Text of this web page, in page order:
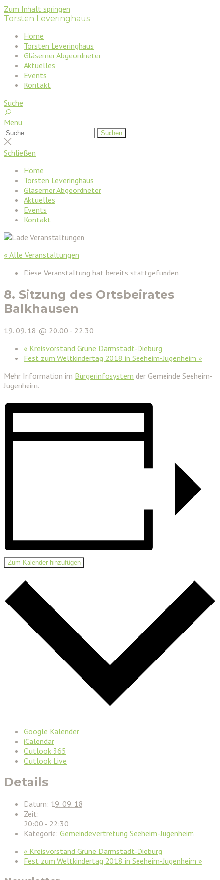
Zum Inhalt springen
Torsten Leveringhaus
Home
Torsten Leveringhaus
Gläserner Abgeordneter
Aktuelles
Events
Kontakt
Suche
Menü
Suchen
nach:
Suchen
Suche
schließen
Schließen
Home
Torsten Leveringhaus
Gläserner Abgeordneter
Aktuelles
Events
Kontakt
« Alle Veranstaltungen
Diese Veranstaltung hat bereits stattgefunden.
8. Sitzung des Ortsbeirates
Balkhausen
19. 09. 18 @ 20:00 - 22:30
« Kreisvorstand Grüne Darmstadt-Dieburg
Fest zum Weltkindertag 2018 in Seeheim-Jugenheim »
Mehr Information im Bürgerinfosystem der Gemeinde Seeheim-
Jugenheim.
Zum Kalender hinzufügen
Google Kalender
iCalendar
Outlook 365
Outlook Live
Details
Datum: 19. 09. 18
Zeit:
20:00 - 22:30
Kategorie: Gemeindevertretung Seeheim-Jugenheim
« Kreisvorstand Grüne Darmstadt-Dieburg
Fest zum Weltkindertag 2018 in Seeheim-Jugenheim »